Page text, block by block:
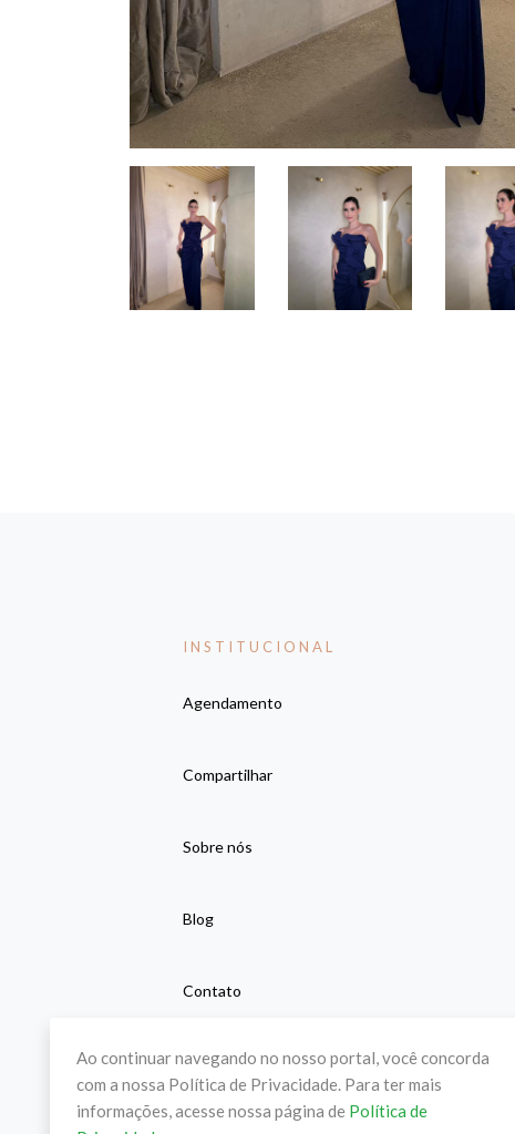
INSTITUCIONAL
Agendamento
Compartilhar
Sobre nós
Blog
Contato
Ao continuar navegando no nosso portal, você concorda
com a nossa Política de Privacidade. Para ter mais
informações, acesse nossa página de Política de